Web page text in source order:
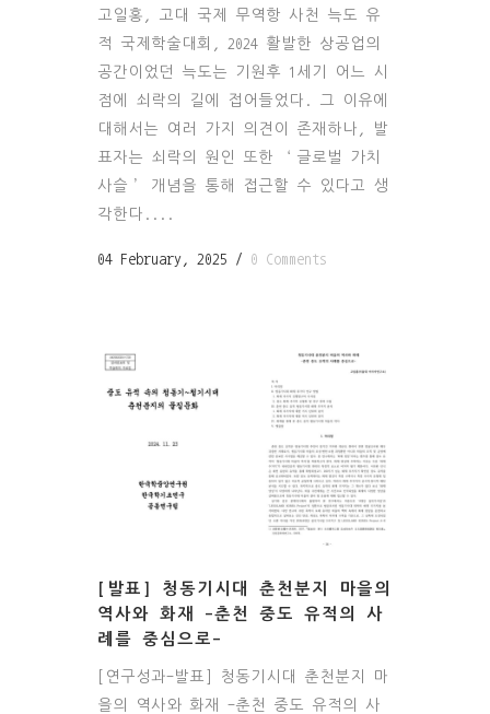
고일홍, 고대 국제 무역항 사천 늑도 유
적 국제학술대회, 2024 활발한 상공업의
공간이었던 늑도는 기원후 1세기 어느 시
점에 쇠락의 길에 접어들었다. 그 이유에
대해서는 여러 가지 의견이 존재하나, 발
표자는 쇠락의 원인 또한 ‘글로벌 가치
사슬’ 개념을 통해 접근할 수 있다고 생
각한다....
04 February, 2025 / 0 Comments
[발표] 청동기시대 춘천분지 마을의
역사와 화재 -춘천 중도 유적의 사
례를 중심으로-
[연구성과-발표] 청동기시대 춘천분지 마
을의 역사와 화재 -춘천 중도 유적의 사